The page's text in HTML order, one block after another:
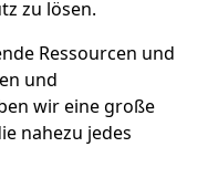
zu lösen.
Ressourcen und
und
wir eine große
nahezu jedes